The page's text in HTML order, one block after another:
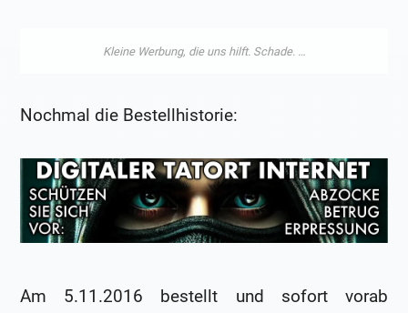
Nochmal die Bestellhistorie:
Am 5.11.2016 bestellt und sofort vorab